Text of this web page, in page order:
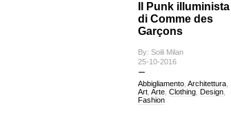
Il Punk illuminista
di Comme des
Garçons
By: Soili Milan
25-10-2016
Abbigliamento, Architettura,
Art, Arte, Clothing, Design,
Fashion